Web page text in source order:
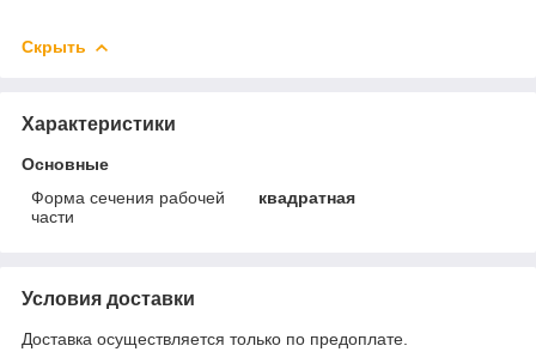
Скрыть
Характеристики
Основные
Форма сечения рабочей
части
квадратная
Условия доставки
Доставка осуществляется только по предоплате.